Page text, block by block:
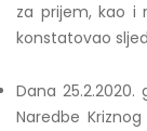
za prijem, kao i
konstatovao
Dana 25.2.2020.
Naredbe